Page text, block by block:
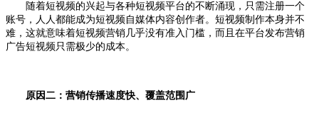
随着短视频的兴起与各种短视频平台的不断涌现，只需注册一个
账号，人人都能成为短视频自媒体内容创作者。短视频制作本身并不
难，这就意味着短视频营销几乎没有准入门槛，而且在平台发布营销
广告短视频只需极少的成本。
原因二：营销传播速度快、覆盖范围广